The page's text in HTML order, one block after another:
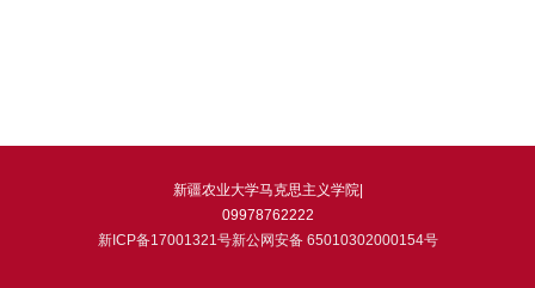
新疆农业大学马克思主义学院|
09978762222
新ICP备17001321号新公网安备 65010302000154号